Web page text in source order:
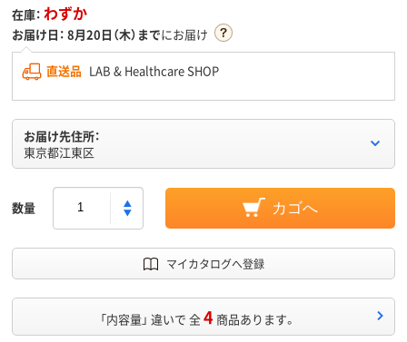
在庫： わずか
お届け日： 8月20日（木）までにお届け
直送品 LAB & Healthcare SHOP
お届け先住所：
東京都江東区
数量 カゴへ
マイカタログへ登録
「内容量」 違いで 全4 商品あります。